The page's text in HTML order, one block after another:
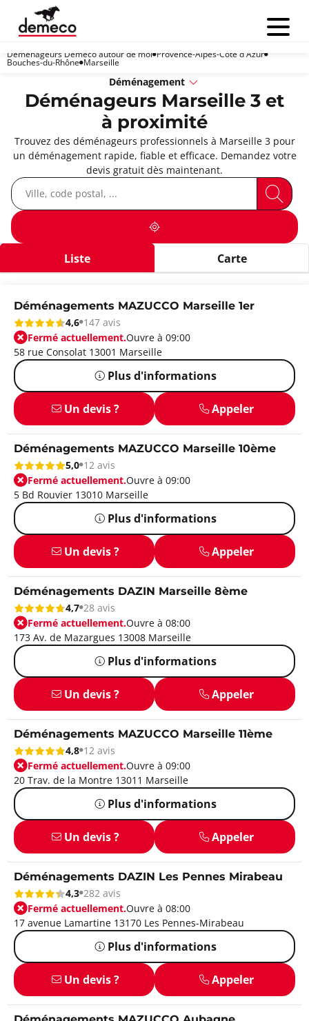
Menu
Déménageurs Demeco autour de moi Provence-Alpes-Côte d'Azur
Bouches-du-Rhône Marseille
Déménagement
Déménageurs Marseille 3 et
à proximité
Trouvez des déménageurs professionnels à Marseille 3 pour
un déménagement rapide, fiable et efficace. Demandez votre
devis gratuit dès maintenant.
Liste Carte
Déménagements MAZUCCO Marseille 1er
4,6 147 avis
Fermé actuellement.Ouvre à 09:00
58 rue Consolat 13001 Marseille
Plus d'informations
Un devis ? Appeler
Déménagements MAZUCCO Marseille 10ème
5,0 12 avis
Fermé actuellement.Ouvre à 09:00
5 Bd Rouvier 13010 Marseille
Plus d'informations
Un devis ? Appeler
Déménagements DAZIN Marseille 8ème
4,7 28 avis
Fermé actuellement.Ouvre à 08:00
173 Av. de Mazargues 13008 Marseille
Plus d'informations
Un devis ? Appeler
Déménagements MAZUCCO Marseille 11ème
4,8 12 avis
Fermé actuellement.Ouvre à 09:00
20 Trav. de la Montre 13011 Marseille
Plus d'informations
Un devis ? Appeler
Déménagements DAZIN Les Pennes Mirabeau
4,3 282 avis
Fermé actuellement.Ouvre à 08:00
17 avenue Lamartine 13170 Les Pennes-Mirabeau
Plus d'informations
Un devis ? Appeler